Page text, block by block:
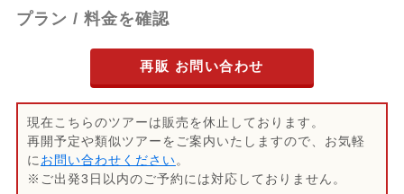
約1.5時間後 終了
プラン / 料金を確認
再販 お問い合わせ
現在こちらのツアーは販売を休止しております。
再開予定や類似ツアーをご案内いたしますので、お気軽
にお問い合わせください。
※ご出発3日以内のご予約には対応しておりません。